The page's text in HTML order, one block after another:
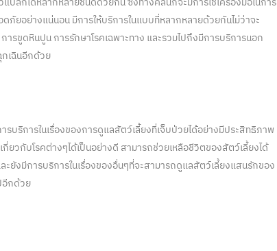
ยอย่างแน่นอน มีการให้บริการในแบบที่หลากหลายด้วยกันไม่ว่าจะ
รขูดหินปูน การรักษาโรคเฉพาะทาง และรวมไปถึงมีการบริการนอก
เฉินอีกด้วย
รบริการในเรื่องของการดูแลสัตว์เลี้ยงที่เจ็บป่วยได้อย่างมีประสิทธิภาพ
ยวกับโรคต่างๆได้เป็นอย่างดี สามารถช่วยเหลือชีวิตของสัตว์เลี้ยงได้
ยังมีการบริการในเรื่องของอื่นๆที่จะสามารถดูแลสัตว์เลี้ยงแสนรักของ
อีกด้วย